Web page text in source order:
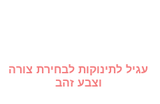
עגיל לתינוקות לבחירת צורה
וצבע זהב